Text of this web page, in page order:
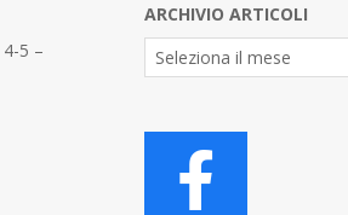
5 –
ARCHIVIO ARTICOLI
Archivio
Articoli